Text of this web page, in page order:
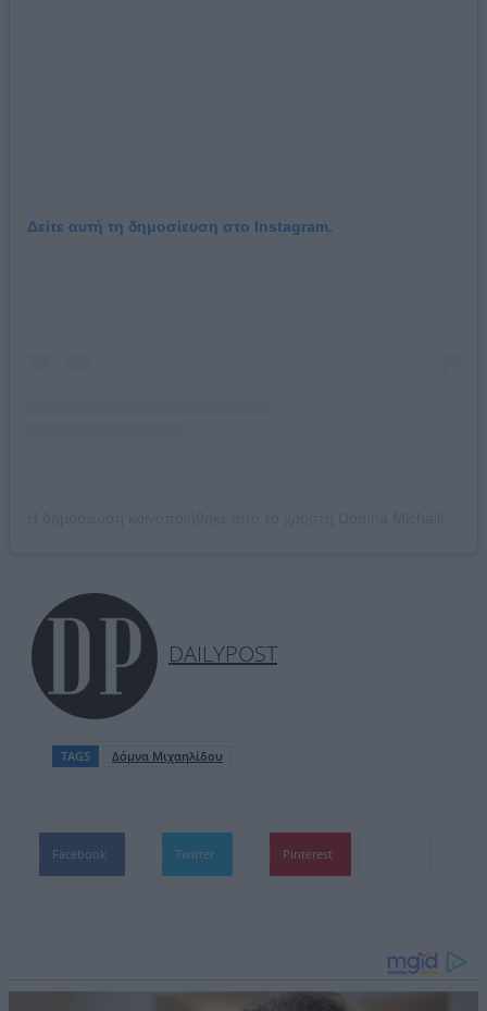
Δείτε αυτή τη δημοσίευση στο Instagram.
DAILYPOST
TAGS Δόμνα Μιχαηλίδου
Facebook Twitter Pinterest